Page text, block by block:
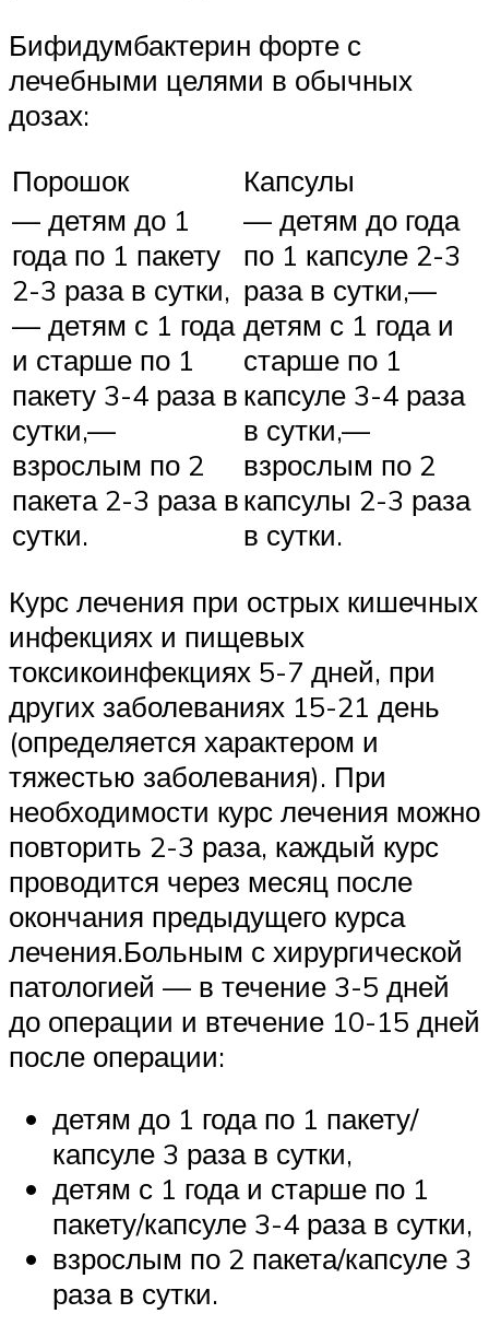
Бифидумбактерин форте с
лечебными целями в обычных
дозах:
Порошок
Капсулы
— детям до 1
года по 1 пакету
2-3 раза в сутки,
— детям с 1 года
и старше по 1
пакету 3-4 раза в
сутки,—
взрослым по 2
пакета 2-3 раза в
сутки.
— детям до года
по 1 капсуле 2-3
раза в сутки,—
детям с 1 года и
старше по 1
капсуле 3-4 раза
в сутки,—
взрослым по 2
капсулы 2-3 раза
в сутки.
Курс лечения при острых кишечных
инфекциях и пищевых
токсикоинфекциях 5-7 дней, при
других заболеваниях 15-21 день
(определяется характером и
тяжестью заболевания). При
необходимости курс лечения можно
повторить 2-3 раза, каждый курс
проводится через месяц после
окончания предыдущего курса
лечения.Больным с хирургической
патологией — в течение 3-5 дней
до операции и втечение 10-15 дней
после операции:
детям до 1 года по 1 пакету/
капсуле 3 раза в сутки,
детям с 1 года и старше по 1
пакету/капсуле 3-4 раза в сутки,
взрослым по 2 пакета/капсуле 3
раза в сутки.